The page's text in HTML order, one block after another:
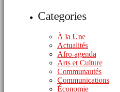
Categories
À la Une
Actualités
Afro-agenda
Arts et Culture
Communautés
Communications
Économie